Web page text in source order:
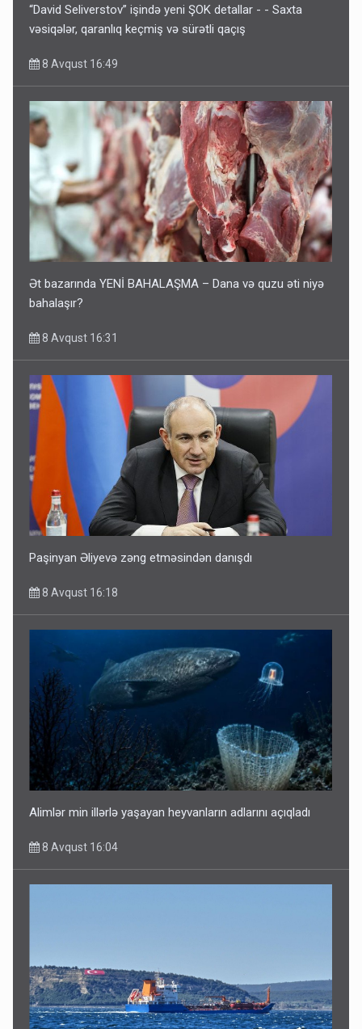
“David Seliverstov” işində yeni ŞOK detallar - - Saxta
vəsiqələr, qaranlıq keçmiş və sürətli qaçış
8 Avqust 16:49
Ət bazarında YENİ BAHALAŞMA – Dana və quzu əti niyə
bahalaşır?
8 Avqust 16:31
Paşinyan Əliyevə zəng etməsindən danışdı
8 Avqust 16:18
Alimlər min illərlə yaşayan heyvanların adlarını açıqladı
8 Avqust 16:04